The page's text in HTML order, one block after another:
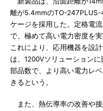
離が5.4mmのTO-247PLUS-
ケージを採用した。定格電
で、極めて高い電力密度を実
これにより、応用機器を設
は、1200Vソリューション
部品数で、より高い電力レ
きるという。
また、熱伝導率の改善や